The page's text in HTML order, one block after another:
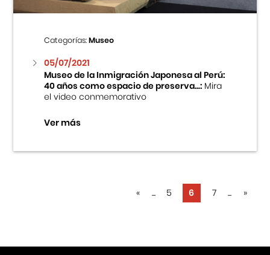
Categorías:Museo
05/07/2021
Museo de la Inmigración Japonesa al Perú:
40 años como espacio de preserva...:Mira
el video conmemorativo
Ver más
« ... 5 6 7 ... »